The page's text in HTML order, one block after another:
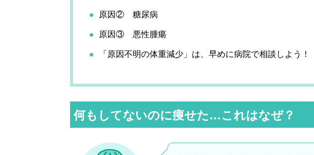
原因② 糖尿病
原因③ 悪性腫瘍
「原因不明の体重減少」は、早めに病院で相談しよう！
何もしてないのに痩せた…これはなぜ？